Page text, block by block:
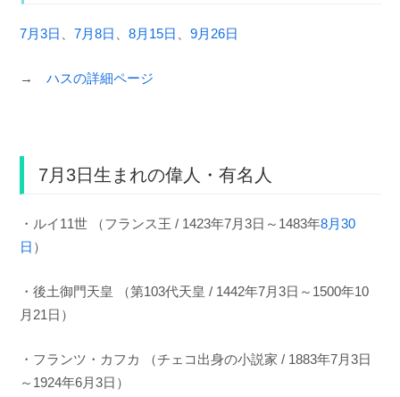
7月3日 7月8日 8月15日 9月26日
→ ハスの詳細ページ
7月3日生まれの偉人・有名人
・ルイ11世 （フランス王 / 1423年7月3日～1483年8月30
日 ）
・後土御門天皇 （第103代天皇 / 1442年7月3日～1500年10
月21日）
・フランツ・カフカ （チェコ出身の小説家 / 1883年7月3日
～1924年6月3日）